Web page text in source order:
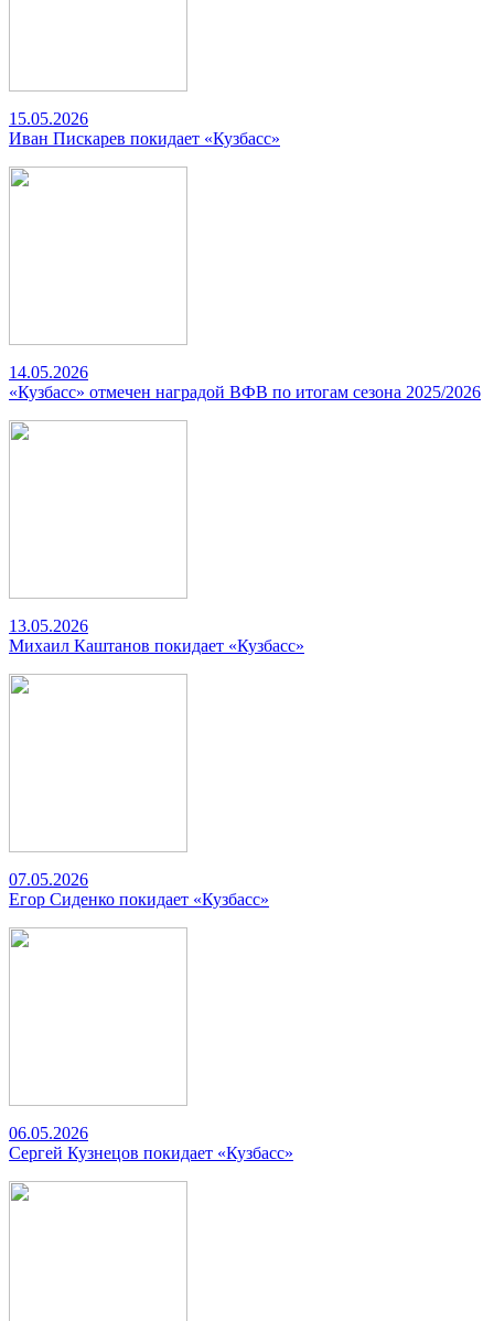
15.05.2026
Иван Пискарев покидает «Кузбасс»
14.05.2026
«Кузбасс» отмечен наградой ВФВ по итогам сезона 2025/2026
13.05.2026
Михаил Каштанов покидает «Кузбасс»
07.05.2026
Егор Сиденко покидает «Кузбасс»
06.05.2026
Сергей Кузнецов покидает «Кузбасс»